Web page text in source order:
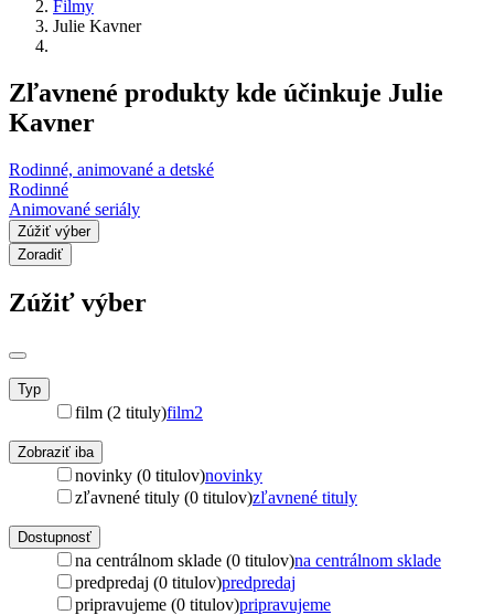
Filmy
Julie Kavner
Zľavnené produkty kde účinkuje Julie
Kavner
Rodinné, animované a detské
Rodinné
Animované seriály
Zúžiť výber
Zoradiť
Zúžiť výber
Typ
film (2 tituly)film2
Zobraziť iba
novinky (0 titulov)novinky
zľavnené tituly (0 titulov)zľavnené tituly
Dostupnosť
na centrálnom sklade (0 titulov)na centrálnom sklade
predpredaj (0 titulov)predpredaj
pripravujeme (0 titulov)pripravujeme